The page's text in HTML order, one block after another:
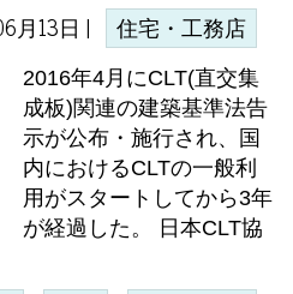
月13日 | 住宅・工務店
2016年4月にCLT(直交集
成板)関連の建築基準法告
示が公布・施行され、国
内におけるCLTの一般利
用がスタートしてから3年
が経過した。 日本CLT協